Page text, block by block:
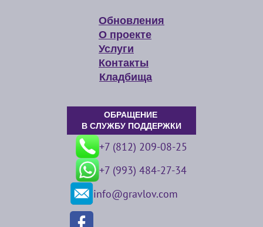
Обновления
О проекте
Услуги
Контакты
Кладбища
ОБРАЩЕНИЕ
В СЛУЖБУ ПОДДЕРЖКИ
+7 (812) 209-08-25
+7 (993) 484-27-34
info@gravlov.com